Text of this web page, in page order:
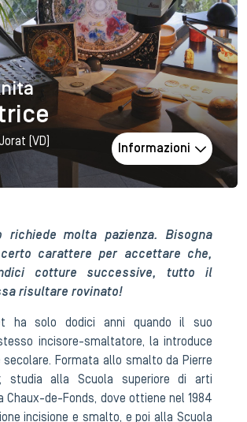
Anita
(VD)
Informazioni
richiede molta pazienza. Bisogna
carattere per accettare che,
cotture successive, tutto il
risultare rovinato!
ha solo dodici anni quando il suo
incisore-smaltatore, la introduce
Formata allo smalto da Pierre
studia alla Scuola superiore di arti
Chaux-de-Fonds, dove ottiene nel 1984
incisione e smalto, e poi alla Scuola